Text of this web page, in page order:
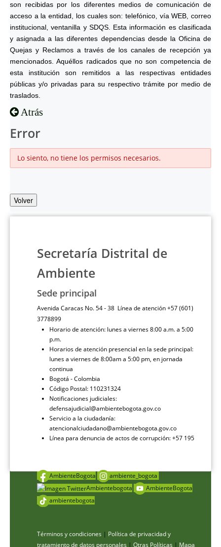
son recibidas por los diferentes medios de comunicación de
acceso a la entidad, los cuales son: telefónico, vía WEB, correo
institucional, ventanilla y SDQS. Esta información es clasificada
y asignada a las diferentes dependencias desde la Oficina de
Quejas y Reclamos a través de los canales de recepción ya
mencionados. Aquéllos radicados que no son competencia de
esta institución son remitidos a las respectivas entidades
públicas y/o privadas para su respectivo trámite por medio de
traslados.
Atrás
Error
Lo siento, no tiene los permisos necesarios.
Volver
Secretaría Distrital de
Ambiente
Sede principal
Avenida Caracas No. 54 - 38 Línea de atención +57 (601)
3778899
Horario de atención: lunes a viernes 8:00 a.m. a 5:00
p.m.
Horarios de atención presencial en la sede principal:
lunes a viernes de 8:00am a 5:00 pm, en jornada
continua
Bogotá - Colombia
Código Postal: 110231324
Notificaciones judiciales:
defensajudicial@ambientebogota.gov.co
Servicio a la ciudadanía:
atencionalciudadano@ambientebogota.gov.co
Línea para denuncia de actos de corrupción: +57 195
AmbienteBogota
ambiente_bogota
Ambientebogota
AmbienteBogota
ambientebogota
Términos y condiciones | Política de privacidad y
tratamiento de datos personales | Otras Políticas | Mapa